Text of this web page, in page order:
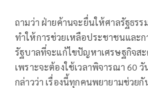
ถามว่า ฝ่ายค้านจะยื่นให้ศาลรัฐธร
ทำให้การช่วยเหลือประชาชนและก
รัฐบาลที่จะแก้ไขปัญหาเศรษฐกิจส
เพราะจะต้องใช้เวลาพิจารณา 60
กล่าวว่า เรื่องนี้ทุกคนพยายามช่วย